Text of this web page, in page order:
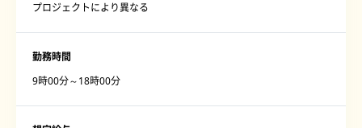
プロジェクトにより異なる
勤務時間
9時00分～18時00分